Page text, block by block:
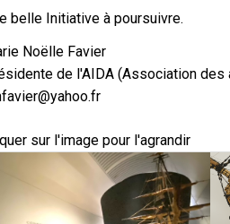
belle Initiative à poursuivre.
Noëlle Favier
de l'AIDA (Association des
sur l'image pour l'agrandir